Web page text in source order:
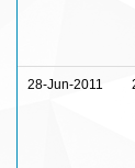
28-Jun-2011